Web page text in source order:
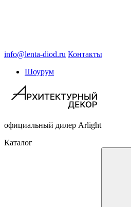
info@lenta-diod.ru Контакты
Шоурум
официальный дилер Arlight
Каталог